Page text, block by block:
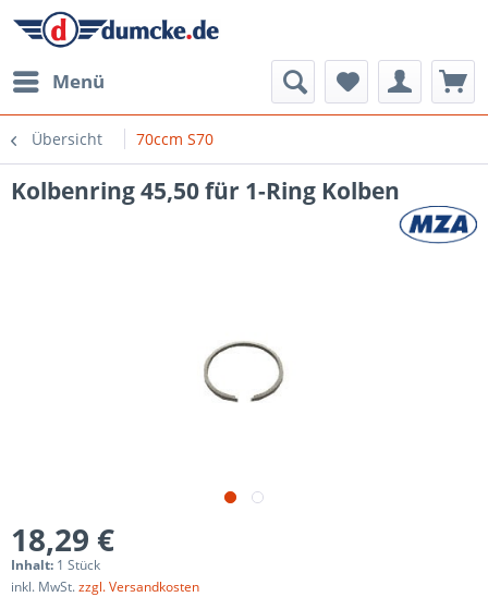
Menü
Übersicht 70ccm S70
Kolbenring 45,50 für 1-Ring Kolben
18,29 €
Inhalt: 1 Stück
inkl. MwSt.zzgl. Versandkosten